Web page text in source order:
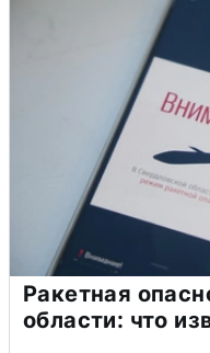
Ракетная
области: что